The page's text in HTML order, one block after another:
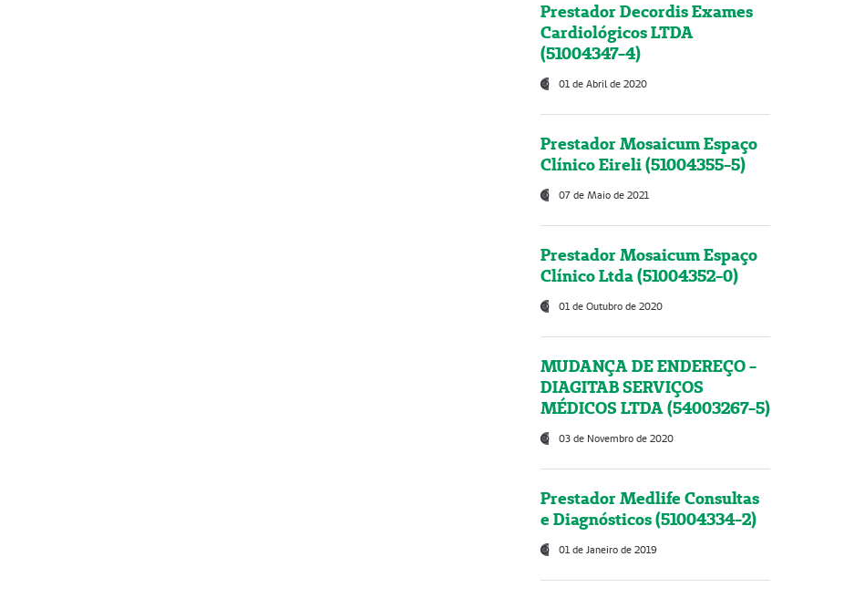
Prestador Decordis Exames
Cardiológicos LTDA
(51004347-4)
01 de Abril de 2020
Prestador Mosaicum Espaço
Clínico Eireli (51004355-5)
07 de Maio de 2021
Prestador Mosaicum Espaço
Clínico Ltda (51004352-0)
01 de Outubro de 2020
MUDANÇA DE ENDEREÇO -
DIAGITAB SERVIÇOS
MÉDICOS LTDA (54003267-5)
03 de Novembro de 2020
Prestador Medlife Consultas
e Diagnósticos (51004334-2)
01 de Janeiro de 2019